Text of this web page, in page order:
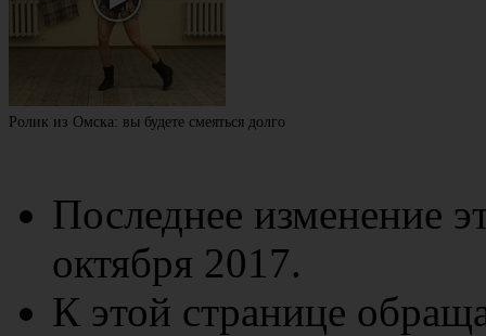
Ролик из Омска: вы будете смеяться долго
Последнее изменение
октября 2017.
К этой странице